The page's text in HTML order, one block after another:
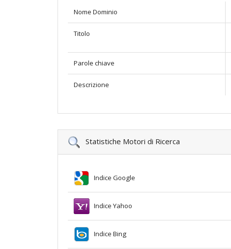
Nome Dominio
Titolo
Parole chiave
Descrizione
Statistiche Motori di Ricerca
Indice Google
Indice Yahoo
Indice Bing